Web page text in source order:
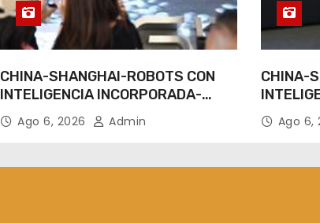
CHINA-SHANGHAI-ROBOTS CON
INTELIGENCIA INCORPORADA-
ENTRENAMIENTO
Ago 6, 2026 Admin
CHINA-
Ago 6,